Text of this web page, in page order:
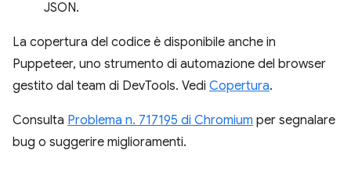
JSON.
La copertura del codice è disponibile anche in
Puppeteer, uno strumento di automazione del browser
gestito dal team di DevTools. Vedi Copertura.
Consulta Problema n. 717195 di Chromium per segnalare
bug o suggerire miglioramenti.